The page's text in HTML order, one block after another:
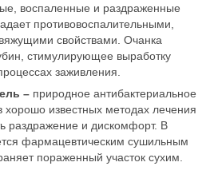
воспаленные и раздраженные
противовоспалительными,
свойствами. Очанка
стимулирующее выработку
заживления.
– природное антибактериальное
хорошо известных методах лечения
раздражение и дискомфорт. В
фармацевтическим сушильным
пораженный участок сухим.